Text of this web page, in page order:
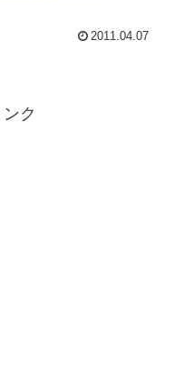
2011.04.07
ク